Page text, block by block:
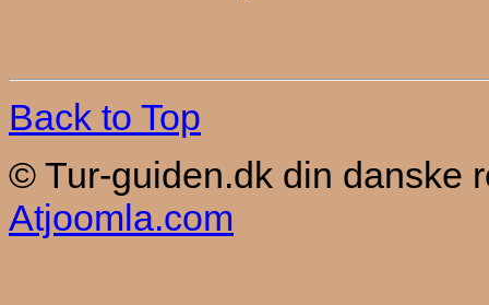
Back to Top
© Tur-guiden.dk din danske
Atjoomla.com